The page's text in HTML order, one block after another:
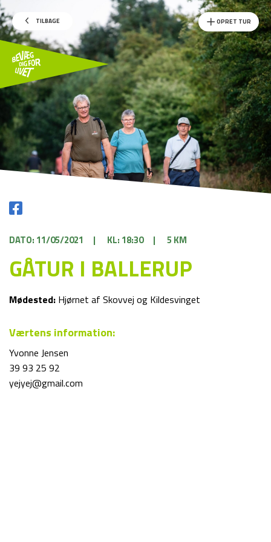
TILBAGE OPRET TUR
DATO: 11/05/2021 | KL: 18:30 | 5 KM
GÅTUR I BALLERUP
Mødested: Hjørnet af Skovvej og Kildesvinget
Værtens information:
Yvonne Jensen
39 93 25 92
yejyej@gmail.com